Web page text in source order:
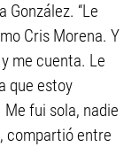
González. “Le
Cris Morena. Y
y me cuenta. Le
que estoy
Me fui sola, nadie
compartió entre